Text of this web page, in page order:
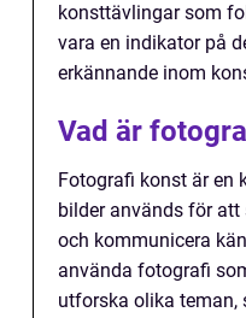
konsttävlingar som
vara en indikator på
erkännande inom
Vad är
Fotografi konst är en
bilder används för
och kommunicera
använda fotografi
utforska olika teman,